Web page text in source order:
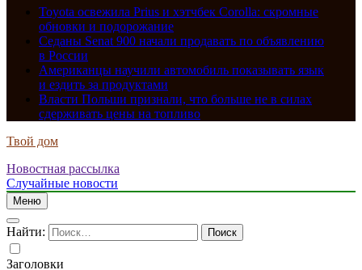
Toyota освежила Prius и хэтчбек Corolla: скромные
обновки и подорожание
Седаны Senat 900 начали продавать по объявлению
в России
Американцы научили автомобиль показывать язык
и ездить за продуктами
Власти Польши признали, что больше не в силах
сдерживать цены на топливо
Твой дом
Новостная рассылка
Случайные новости
Меню
Найти:
Заголовки